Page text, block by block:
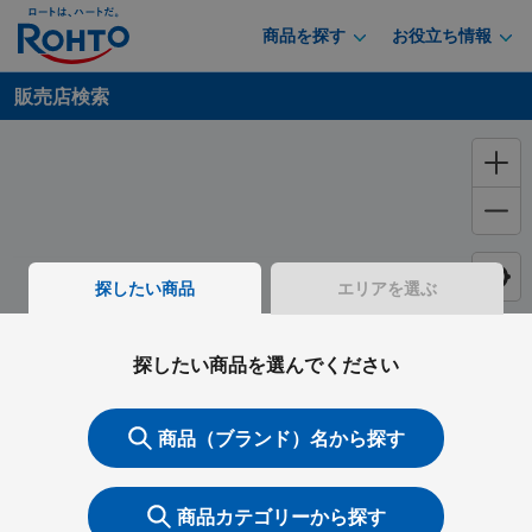
商品を探す お役立ち情報
販売店検索
探したい商品 エリアを選ぶ
探したい商品を選んでください
商品（ブランド）名から探す
商品カテゴリーから探す